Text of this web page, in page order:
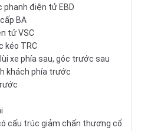
phanh điện tử EBD
BA
tử VSC
kéo TRC
xe phía sau, góc trước sau
khách phía trước
cấu trúc giảm chấn thương cổ